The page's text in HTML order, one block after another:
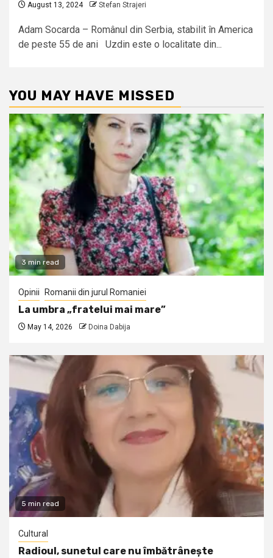
August 13, 2024 Stefan Strajeri
Adam Socarda – Românul din Serbia, stabilit în America
de peste 55 de ani Uzdin este o localitate din...
YOU MAY HAVE MISSED
3 min read
Opinii Romanii din jurul Romaniei
La umbra „fratelui mai mare”
May 14, 2026 Doina Dabija
5 min read
Cultural
Radioul, sunetul care nu îmbătrânește